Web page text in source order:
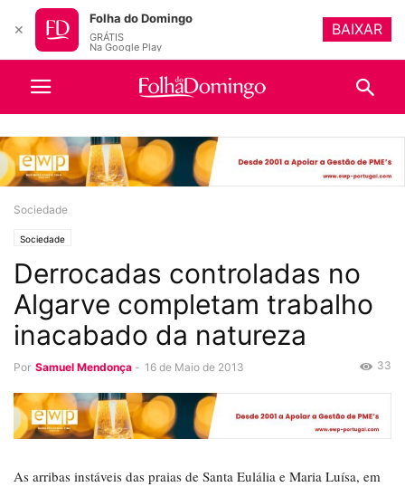
Sociedade
Sociedade
Derrocadas controladas no
Algarve completam trabalho
inacabado da natureza
Por Samuel Mendonça - 16 de Maio de 2013 33
As arribas instáveis das praias de Santa Eulália e Maria Luísa, em
✕
Folha do Domingo
GRÁTIS
Na Google Play
BAIXAR